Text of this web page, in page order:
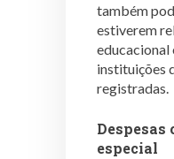
também
estiverem
educacional
instituições
registradas.
Despesas
especial